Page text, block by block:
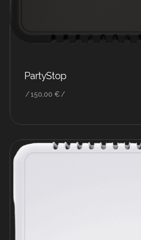
PartyStop
150,00 €